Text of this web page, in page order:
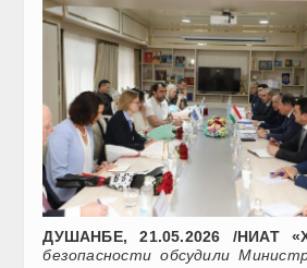
ДУШАНБЕ, 21.05.2026 /НИАТ
безопасности обсудили